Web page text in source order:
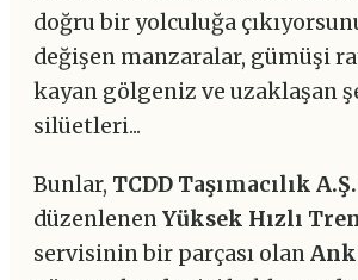
doğru bir yolculuğa
değişen manzaralar, gümüşi
kayan gölgeniz ve uzaklaşan
silüetleri...
Bunlar, TCDD Taşımacılık A.Ş.
düzenlenenYüksek Hızlı
servisinin bir parçası olan